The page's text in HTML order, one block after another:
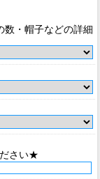
数・帽子などの詳細
さい★